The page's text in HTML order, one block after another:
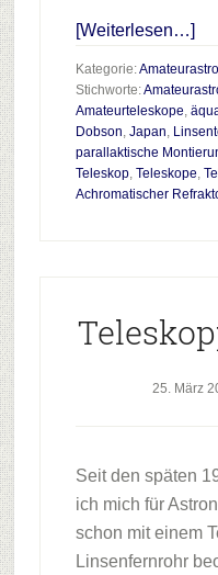
[Weiterlesen…]
Teil
6
Kategorie:
Stichworte:
Amateurteleskope,
Dobson, Japan,
parallaktische
Teleskop, Teleskope,
Achromatischer
25. März
Seit den späten
ich mich für
schon mit einem
Linsenfernrohr